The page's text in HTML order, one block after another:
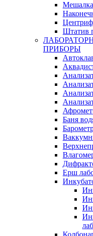
Штатив
ПРИБОРЫ
Баня
Ерш